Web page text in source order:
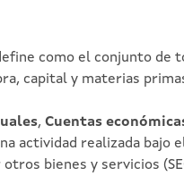
como el conjunto de
capital y materias
, Cuentas
actividad realizada bajo
bienes y servicios